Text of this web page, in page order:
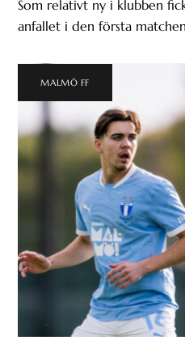
Som relativt ny i klubben
anfallet i den första
MALMÖ FF